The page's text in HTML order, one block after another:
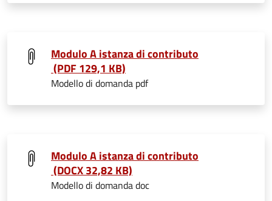
Modulo A istanza di contributo
(PDF 129,1 KB)
Modello di domanda pdf
Modulo A istanza di contributo
(DOCX 32,82 KB)
Modello di domanda doc